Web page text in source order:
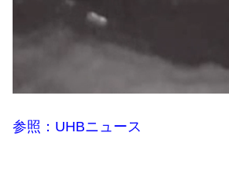
参照：UHBニュース